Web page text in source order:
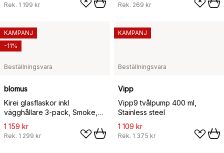
Rek. 1 199 kr Rek. 269 kr
Beställningsvara
blomus
Kirei glasflaskor inkl
vägghållare 3-pack, Smoke,
limmonterad
1 159 kr
Rek. 1 299 kr
KAMPANJ
-11%
Beställningsvara
Vipp
Vipp9 tvålpump 400 ml,
Stainless steel
1 109 kr
Rek. 1 375 kr
KAMPANJ